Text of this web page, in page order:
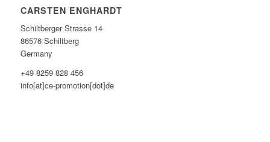
CARSTEN ENGHARDT
Schiltberger Strasse 14
86576 Schiltberg
Germany
+49 8259 828 456
info[at]ce-promotion[dot]de